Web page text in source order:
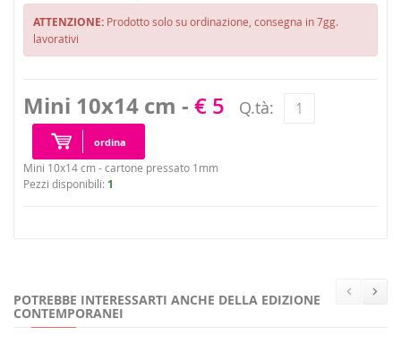
ATTENZIONE: Prodotto solo su ordinazione, consegna in 7gg.
lavorativi
Mini 10x14 cm - € 5 Q.tà:
ordina
Mini 10x14 cm - cartone pressato 1mm
Pezzi disponibili: 1
POTREBBE INTERESSARTI ANCHE DELLA EDIZIONE
CONTEMPORANEI